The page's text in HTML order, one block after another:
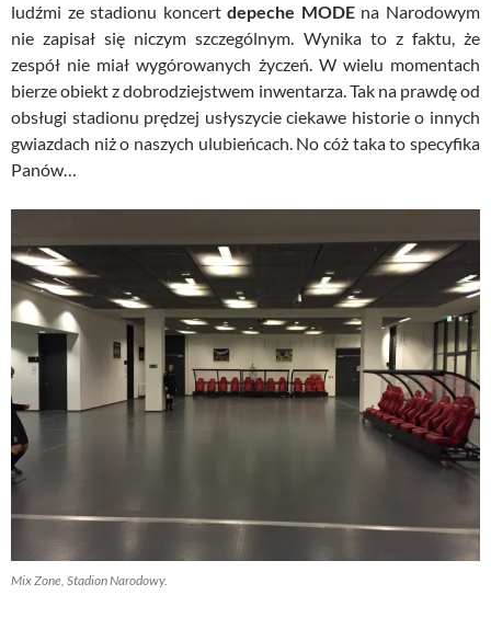
ludźmi ze stadionu koncertdepeche MODEna Narodowym
nie zapisał się niczym szczególnym. Wynika to z faktu, że
zespół nie miał wygórowanych życzeń. W wielu momentach
bierze obiekt z dobrodziejstwem inwentarza. Tak na prawdę od
obsługi stadionu prędzej usłyszycie ciekawe historie o innych
gwiazdach niż o naszych ulubieńcach. No cóż taka to specyfika
Panów…
Mix Zone, Stadion Narodowy.